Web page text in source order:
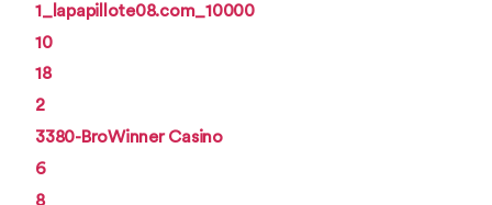
1_lapapillote08.com_10000
10
18
2
3380-BroWinner Casino
6
8